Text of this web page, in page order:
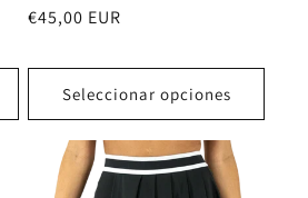
Precio
€45,00 EUR
Seleccionar opciones